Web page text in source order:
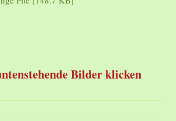
Bilder klicken